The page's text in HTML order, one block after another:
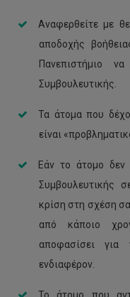
Αναφερθείτε με
αποδοχής
Πανεπιστήμιο
Συμβουλευτικής.
Τα άτομα που
είναι
Εάν το άτομο δεν
Συμβουλευτικής
κρίση στη σχέση
από κάποιο
αποφασίσει για
ενδιαφέρον.